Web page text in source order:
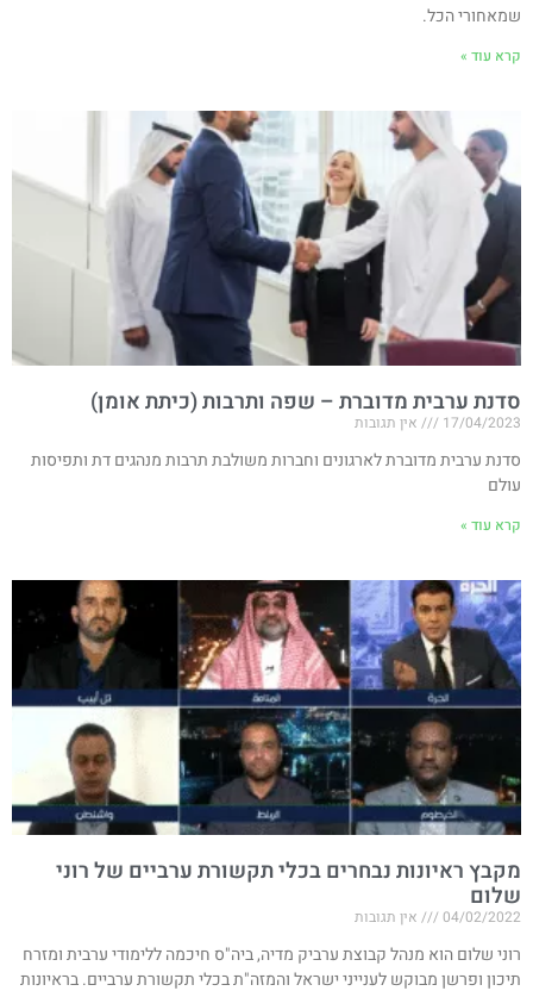
שמאחורי הכל.
קרא עוד »
סדנת ערבית מדוברת – שפה ותרבות (כיתת אומן)
17/04/2023 אין תגובות
סדנת ערבית מדוברת לארגונים וחברות משולבת תרבות מנהגים דת ותפיסות
עולם
קרא עוד »
מקבץ ראיונות נבחרים בכלי תקשורת ערביים של רוני
שלום
04/02/2022 אין תגובות
רוני שלום הוא מנהל קבוצת ערביק מדיה, ביה"ס חיכמה ללימודי ערבית ומזרח
תיכון ופרשן מבוקש לענייני ישראל והמזה"ת בכלי תקשורת ערביים. בראיונות